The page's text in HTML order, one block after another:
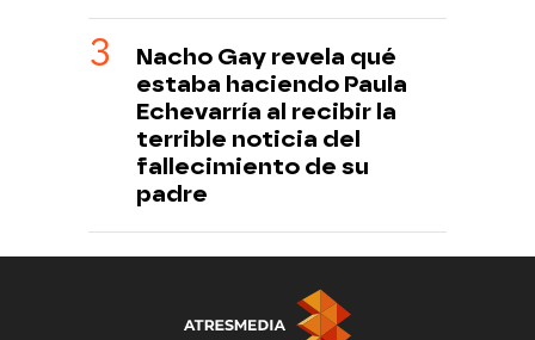
Nacho Gay revela qué
estaba haciendo Paula
Echevarría al recibir la
terrible noticia del
fallecimiento de su
padre